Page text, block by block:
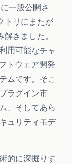
一般公開さ
トリにまたが
きました。
用可能なチャ
トウェア開発
ムです。そこ
ラグイン市
、そしてあら
ュリティモデ
的に深掘りす